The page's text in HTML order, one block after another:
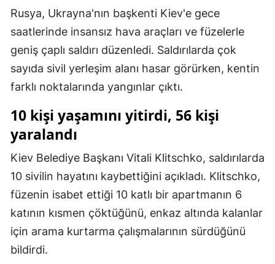
Isparta
Mersin
İstanbul
İzmir
Kars
Kayseri
Kırklareli
Kırşehir
Rusya, Ukrayna'nın başkenti Kiev'e gece
saatlerinde insansız hava araçları ve füzelerle
geniş çaplı saldırı düzenledi. Saldırılarda çok
sayıda sivil yerleşim alanı hasar görürken, kentin
farklı noktalarında yangınlar çıktı.
10 kişi yaşamını yitirdi, 56 kişi
yaralandı
Kiev Belediye Başkanı Vitali Klitschko, saldırılarda
10 sivilin hayatını kaybettiğini açıkladı. Klitschko,
füzenin isabet ettiği 10 katlı bir apartmanın 6
katının kısmen çöktüğünü, enkaz altında kalanlar
için arama kurtarma çalışmalarının sürdüğünü
bildirdi.